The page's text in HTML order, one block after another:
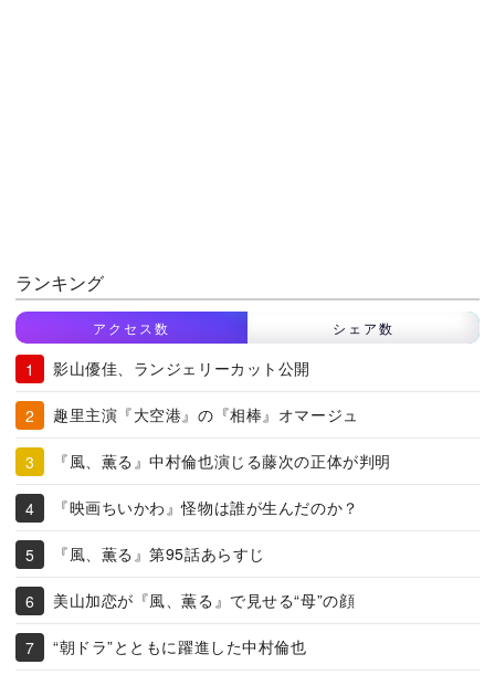
ランキング
アクセス数 シェア数
影山優佳、ランジェリーカット公開
趣里主演『大空港』の『相棒』オマージュ
『風、薫る』中村倫也演じる藤次の正体が判明
『映画ちいかわ』怪物は誰が生んだのか？
『風、薫る』第95話あらすじ
美山加恋が『風、薫る』で見せる“母”の顔
“朝ドラ”とともに躍進した中村倫也